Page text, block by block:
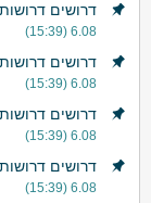
דרושים
6.08 (15:39)
דרושים
6.08 (15:39)
דרושים
6.08 (15:39)
דרושים
6.08 (15:39)